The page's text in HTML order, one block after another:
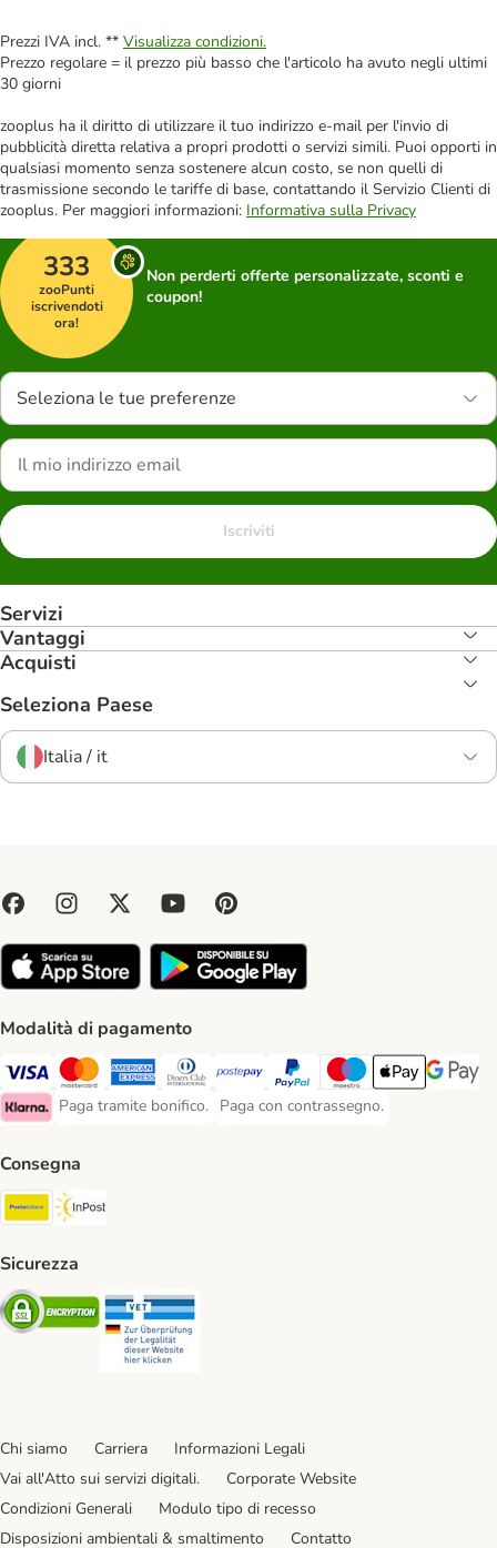
Prezzi IVA incl. ** Visualizza condizioni.
Prezzo regolare = il prezzo più basso che l'articolo ha avuto negli ultimi
30 giorni
zooplus ha il diritto di utilizzare il tuo indirizzo e-mail per l'invio di
pubblicità diretta relativa a propri prodotti o servizi simili. Puoi opporti in
qualsiasi momento senza sostenere alcun costo, se non quelli di
trasmissione secondo le tariffe di base, contattando il Servizio Clienti di
zooplus. Per maggiori informazioni: Informativa sulla Privacy
333
zooPunti
iscrivendoti
ora!
Non perderti offerte personalizzate, sconti e
coupon!
Seleziona le tue preferenze
Iscriviti
Servizi
Vantaggi
Acquisti
Seleziona Paese
Italia / it
Modalità di pagamento
Paga con Visa. Payment Method
Paga con Mastercard. Payment Method
Paga con American Express. Payment Method
Paga con Diners Club. Payment Method
Paga con Postepay. Payment Method
Paga con PayPal. Payment
Paga con Maestro.
Apple PayGoogle
Klarna Payment Method
Paga tramite bonifico.
Paga tramite bonifico. Payment Method
Paga con contrassegno.
Paga con contrassegno. Payment
Consegna
Poste Italiane. Shipping Method
Sicurezza
Security
Chi siamo Carriera
Informazioni Legali
Vai all'Atto sui servizi digitali.
Corporate Website
Condizioni Generali
Modulo tipo di recesso
Disposizioni ambientali & smaltimento
Contatto